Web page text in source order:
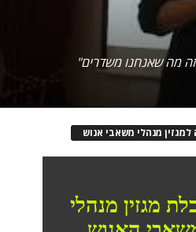
מה שאנחנו משדרים"
מנהלי משאבי אנוש